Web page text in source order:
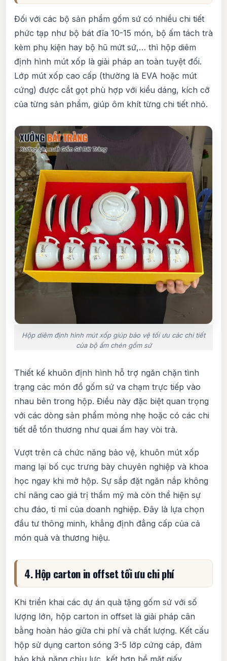
Đối với các bộ sản phẩm gốm sứ có nhiều chi tiết
phức tạp như bộ bát đĩa 10-15 món, bộ ấm tách trà
kèm phụ kiện hay bộ hũ mứt sứ,… thì hộp diêm
định hình mút xốp là giải pháp an toàn tuyệt đối.
Lớp mút xốp cao cấp (thường là EVA hoặc mút
cứng) được cắt gọt phù hợp với kiểu dáng, kích cỡ
của từng sản phẩm, giúp ôm khít từng chi tiết nhỏ.
Hộp diêm định hình mút xốp giúp bảo vệ tối ưu các chi tiết
của bộ ấm chén gốm sứ
Thiết kế khuôn định hình hỗ trợ ngăn chặn tình
trạng các món đồ gốm sứ va chạm trực tiếp vào
nhau bên trong hộp. Điều này đặc biệt quan trọng
với các dòng sản phẩm mỏng nhẹ hoặc có các chi
tiết dễ tổn thương như quai ấm hay vòi trà.
Vượt trên cả chức năng bảo vệ, khuôn mút xốp
mang lại bố cục trưng bày chuyên nghiệp và khoa
học ngay khi mở hộp. Sự sắp đặt ngăn nắp không
chỉ nâng cao giá trị thẩm mỹ mà còn thể hiện sự
chu đáo, tỉ mỉ của doanh nghiệp. Đây là lựa chọn
đầu tư thông minh, khẳng định đẳng cấp của cả
món quà và thương hiệu.
4. Hộp carton in offset tối ưu chi phí
Khi triển khai các dự án quà tặng gốm sứ với số
lượng lớn, hộp carton in offset là giải pháp cân
bằng hoàn hảo giữa chi phí và chất lượng. Kết cấu
hộp sử dụng carton sóng 3-5 lớp cứng cáp, đảm
bảo khả năng chịu lực, kết hợp bề mặt giấy